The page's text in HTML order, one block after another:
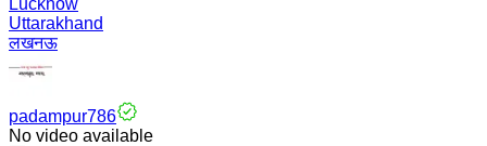
Lucknow
Uttarakhand
लखनऊ
padampur786
No video available